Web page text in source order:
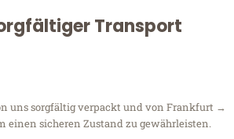
Transport
uns sorgfältig verpackt und von Frankfurt →
einen sicheren Zustand zu gewährleisten.